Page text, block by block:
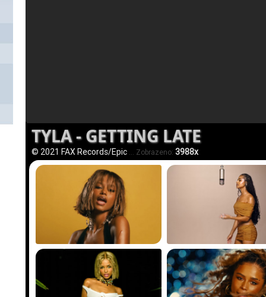
TYLA - GETTING LATE
© 2021 FAX Records/Epic ... Zobrazeno: 3988x